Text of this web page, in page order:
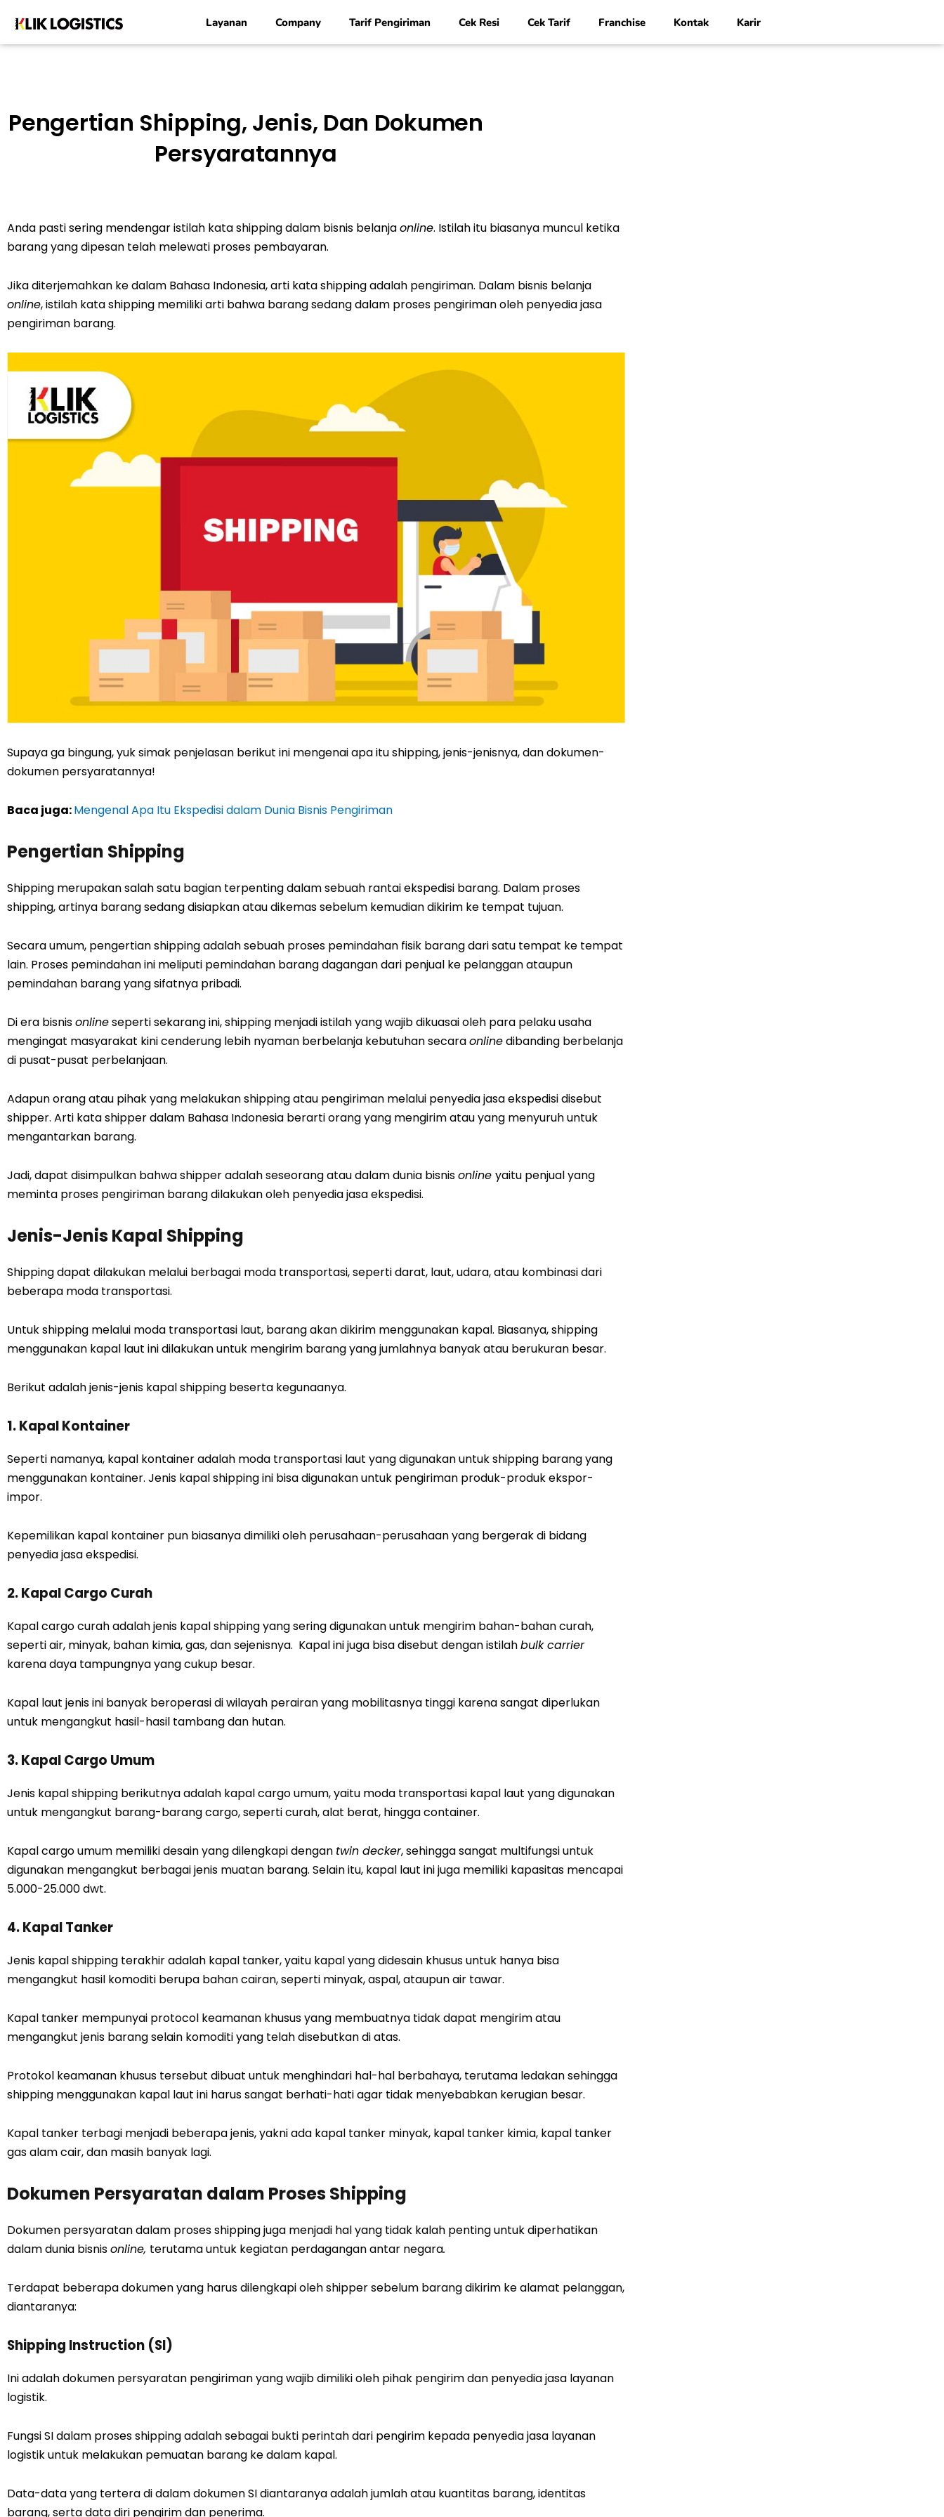
Layanan Company Tarif Pengiriman Cek Resi Cek Tarif Franchise Kontak Karir
Pengertian Shipping, Jenis, Dan Dokumen
Persyaratannya
Anda pasti sering mendengar istilah kata shipping dalam bisnis belanjaonline. Istilah itu biasanya muncul ketika
barang yang dipesan telah melewati proses pembayaran.
Jika diterjemahkan ke dalam Bahasa Indonesia, arti kata shipping adalah pengiriman. Dalam bisnis belanja
online, istilah kata shipping memiliki arti bahwa barang sedang dalam proses pengiriman oleh penyedia jasa
pengiriman barang.
Supaya ga bingung, yuk simak penjelasan berikut ini mengenai apa itu shipping, jenis-jenisnya, dan dokumen-
dokumen persyaratannya!
Baca juga:Mengenal Apa Itu Ekspedisi dalam Dunia Bisnis Pengiriman
Pengertian Shipping
Shipping merupakan salah satu bagian terpenting dalam sebuah rantai ekspedisi barang. Dalam proses
shipping, artinya barang sedang disiapkan atau dikemas sebelum kemudian dikirim ke tempat tujuan.
Secara umum, pengertian shipping adalah sebuah proses pemindahan fisik barang dari satu tempat ke tempat
lain. Proses pemindahan ini meliputi pemindahan barang dagangan dari penjual ke pelanggan ataupun
pemindahan barang yang sifatnya pribadi.
Di era bisnisonlineseperti sekarang ini, shipping menjadi istilah yang wajib dikuasai oleh para pelaku usaha
mengingat masyarakat kini cenderung lebih nyaman berbelanja kebutuhan secaraonlinedibanding berbelanja
di pusat-pusat perbelanjaan.
Adapun orang atau pihak yang melakukan shipping atau pengiriman melalui penyedia jasa ekspedisi disebut
shipper. Arti kata shipper dalam Bahasa Indonesia berarti orang yang mengirim atau yang menyuruh untuk
mengantarkan barang.
Jadi, dapat disimpulkan bahwa shipper adalah seseorang atau dalam dunia bisnisonline yaitu penjual yang
meminta proses pengiriman barang dilakukan oleh penyedia jasa ekspedisi.
Jenis-Jenis Kapal Shipping
Shipping dapat dilakukan melalui berbagai moda transportasi, seperti darat, laut, udara, atau kombinasi dari
beberapa moda transportasi.
Untuk shipping melalui moda transportasi laut, barang akan dikirim menggunakan kapal. Biasanya, shipping
menggunakan kapal laut ini dilakukan untuk mengirim barang yang jumlahnya banyak atau berukuran besar.
Berikut adalah jenis-jenis kapal shipping beserta kegunaanya.
1. Kapal Kontainer
Seperti namanya, kapal kontainer adalah moda transportasi laut yang digunakan untuk shipping barang yang
menggunakan kontainer. Jenis kapal shipping ini bisa digunakan untuk pengiriman produk-produk ekspor-
impor.
Kepemilikan kapal kontainer pun biasanya dimiliki oleh perusahaan-perusahaan yang bergerak di bidang
penyedia jasa ekspedisi.
2. Kapal Cargo Curah
Kapal cargo curah adalah jenis kapal shipping yang sering digunakan untuk mengirim bahan-bahan curah,
seperti air, minyak, bahan kimia, gas, dan sejenisnya. Kapal ini juga bisa disebut dengan istilahbulk carrier
karena daya tampungnya yang cukup besar.
Kapal laut jenis ini banyak beroperasi di wilayah perairan yang mobilitasnya tinggi karena sangat diperlukan
untuk mengangkut hasil-hasil tambang dan hutan.
3. Kapal Cargo Umum
Jenis kapal shipping berikutnya adalah kapal cargo umum, yaitu moda transportasi kapal laut yang digunakan
untuk mengangkut barang-barang cargo, seperti curah, alat berat, hingga container.
Kapal cargo umum memiliki desain yang dilengkapi dengan twin decker, sehingga sangat multifungsi untuk
digunakan mengangkut berbagai jenis muatan barang. Selain itu, kapal laut ini juga memiliki kapasitas mencapai
5.000-25.000 dwt.
4. Kapal Tanker
Jenis kapal shipping terakhir adalah kapal tanker, yaitu kapal yang didesain khusus untuk hanya bisa
mengangkut hasil komoditi berupa bahan cairan, seperti minyak, aspal, ataupun air tawar.
Kapal tanker mempunyai protocol keamanan khusus yang membuatnya tidak dapat mengirim atau
mengangkut jenis barang selain komoditi yang telah disebutkan di atas.
Protokol keamanan khusus tersebut dibuat untuk menghindari hal-hal berbahaya, terutama ledakan sehingga
shipping menggunakan kapal laut ini harus sangat berhati-hati agar tidak menyebabkan kerugian besar.
Kapal tanker terbagi menjadi beberapa jenis, yakni ada kapal tanker minyak, kapal tanker kimia, kapal tanker
gas alam cair, dan masih banyak lagi.
Dokumen Persyaratan dalam Proses Shipping
Dokumen persyaratan dalam proses shipping juga menjadi hal yang tidak kalah penting untuk diperhatikan
dalam dunia bisnisonline, terutama untuk kegiatan perdagangan antar negara.
Terdapat beberapa dokumen yang harus dilengkapi oleh shipper sebelum barang dikirim ke alamat pelanggan,
diantaranya:
Shipping Instruction (SI)
Ini adalah dokumen persyaratan pengiriman yang wajib dimiliki oleh pihak pengirim dan penyedia jasa layanan
logistik.
Fungsi SI dalam proses shipping adalah sebagai bukti perintah dari pengirim kepada penyedia jasa layanan
logistik untuk melakukan pemuatan barang ke dalam kapal.
Data-data yang tertera di dalam dokumen SI diantaranya adalah jumlah atau kuantitas barang, identitas
barang, serta data diri pengirim dan penerima.